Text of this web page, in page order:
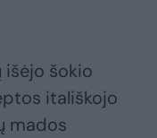
išėjo šokio
itališkojo
mados